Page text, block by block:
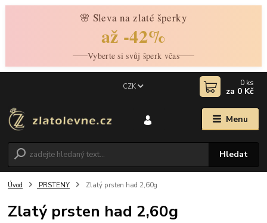
🌸 Sleva na zlaté šperky
až -42%
Vyberte si svůj šperk včas
Menu
CZK
Hledat
0 ks
za 0 Kč
Úvod PRSTENY Zlatý prsten had 2,60g
Zlatý prsten had 2,60g